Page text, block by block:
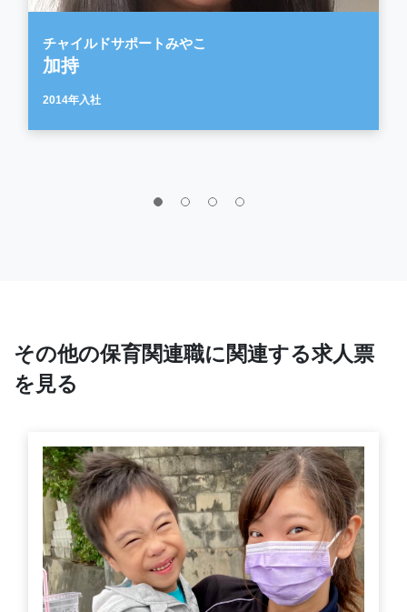
チャイルドサポートみやこ
加持
2014年入社
その他の保育関連職に関連する求人票
を見る